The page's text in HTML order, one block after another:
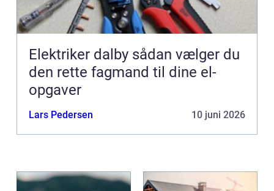
Elektriker dalby sådan vælger du
den rette fagmand til dine el-
opgaver
Lars Pedersen 10 juni 2026